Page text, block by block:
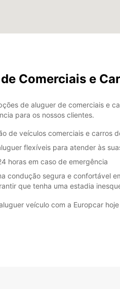
Comerciais e
de aluguer de comerciais e
para os nossos clientes.
de veículos comerciais e carros
flexíveis para atender às
horas em caso de emergência
condução segura e confortável
que tenha uma estadia
veículo com a Europcar